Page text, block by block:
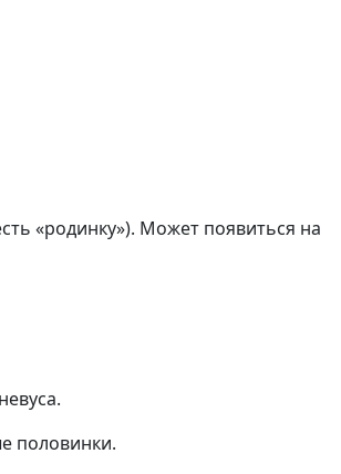
«родинку»). Может появиться на
половинки.